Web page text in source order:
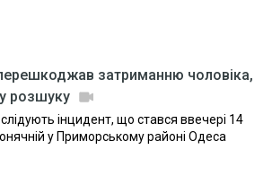
затриманню чоловіка,
розшуку
інцидент, що стався ввечері 14
у Приморському районі Одеса